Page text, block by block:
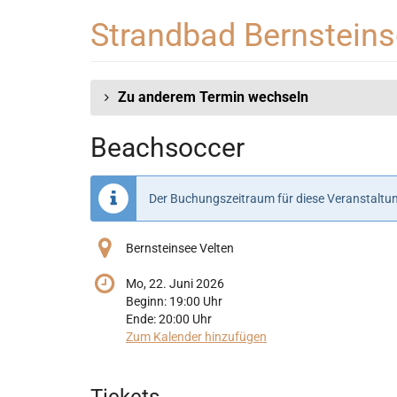
Strandbad
Zu anderem Termin wechseln
Beachsoccer
Der Buchungszeitraum für diese
Bernsteinsee Velten
Mo, 22. Juni 2026
Beginn: 19:00 Uhr
Ende:20:00 Uhr
Zum Kalender hinzufügen